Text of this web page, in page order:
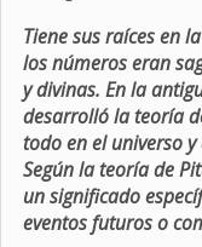
Tiene sus raíces en
los números eran
y divinas. En la
desarrolló la teoría
todo en el universo
Según la teoría de
un significado
eventos futuros o